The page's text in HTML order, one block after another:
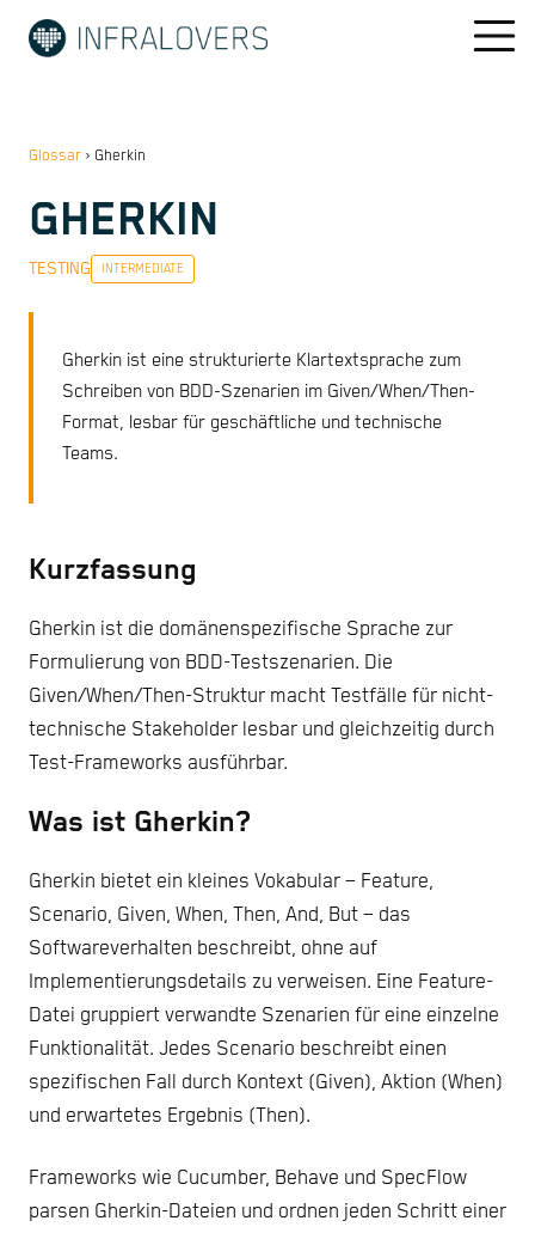
Glossar › Gherkin
GHERKIN
TESTING INTERMEDIATE
Gherkin ist eine strukturierte Klartextsprache zum
Schreiben von BDD-Szenarien im Given/When/Then-
Format, lesbar für geschäftliche und technische
Teams.
Kurzfassung
Gherkin ist die domänenspezifische Sprache zur
Formulierung von BDD-Testszenarien. Die
Given/When/Then-Struktur macht Testfälle für nicht-
technische Stakeholder lesbar und gleichzeitig durch
Test-Frameworks ausführbar.
Was ist Gherkin?
Gherkin bietet ein kleines Vokabular – Feature,
Scenario, Given, When, Then, And, But – das
Softwareverhalten beschreibt, ohne auf
Implementierungsdetails zu verweisen. Eine Feature-
Datei gruppiert verwandte Szenarien für eine einzelne
Funktionalität. Jedes Scenario beschreibt einen
spezifischen Fall durch Kontext (Given), Aktion (When)
und erwartetes Ergebnis (Then).
Frameworks wie Cucumber, Behave und SpecFlow
parsen Gherkin-Dateien und ordnen jeden Schritt einer